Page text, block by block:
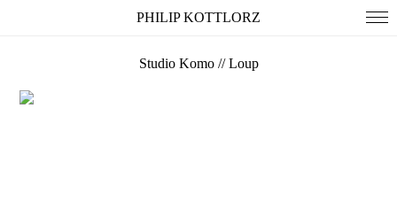
PHILIP KOTTLORZ
Studio Komo // Loup